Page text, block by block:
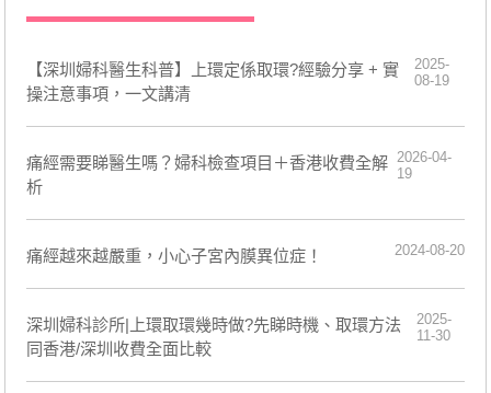
【深圳婦科醫生科普】上環定係取環?經驗分享 + 實
操注意事項，一文講清
2025-
08-19
痛經需要睇醫生嗎？婦科檢查項目＋香港收費全解
析
2026-04-
19
痛經越來越嚴重，小心子宮內膜異位症！ 2024-08-20
深圳婦科診所|上環取環幾時做?先睇時機、取環方法
同香港/深圳收費全面比較
2025-
11-30